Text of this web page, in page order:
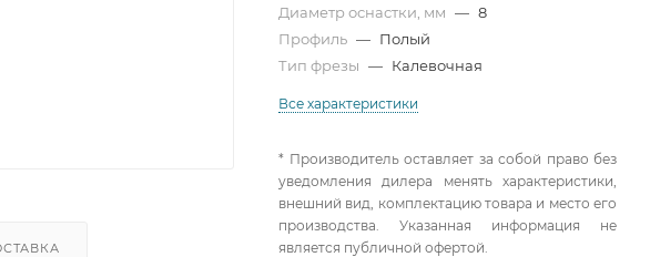
Диаметр оснастки, мм — 8
Профиль — Полый
Тип фрезы — Калевочная
Все характеристики
* Производитель оставляет за собой право без
уведомления дилера менять характеристики,
внешний вид, комплектацию товара и место его
производства. Указанная информация не
является публичной офертой.